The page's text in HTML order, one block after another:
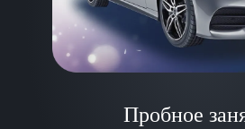
Пробное